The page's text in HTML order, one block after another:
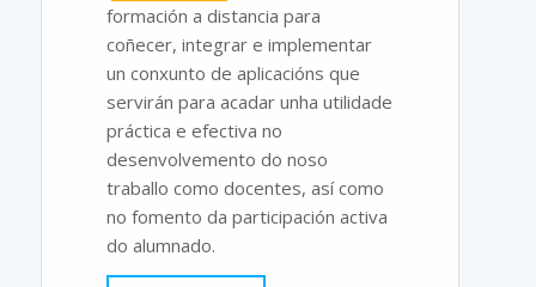
formación a distancia para
coñecer, integrar e implementar
un conxunto de aplicacións que
servirán para acadar unha utilidade
práctica e efectiva no
desenvolvemento do noso
traballo como docentes, así como
no fomento da participación activa
do alumnado.